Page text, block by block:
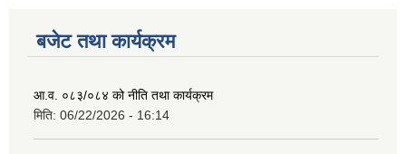
बजेट तथा कार्यक्रम
आ.व. ०८३/०८४ को नीति तथा कार्यक्रम
मिति: 06/22/2026 - 16:14